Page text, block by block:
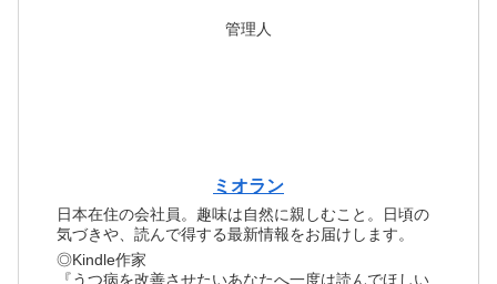
管理人
ミオラン
日本在住の会社員。趣味は自然に親しむこと。日頃の
気づきや、読んで得する最新情報をお届けします。
◎Kindle作家
『うつ病を改善させたいあなたへ一度は読んでほしい